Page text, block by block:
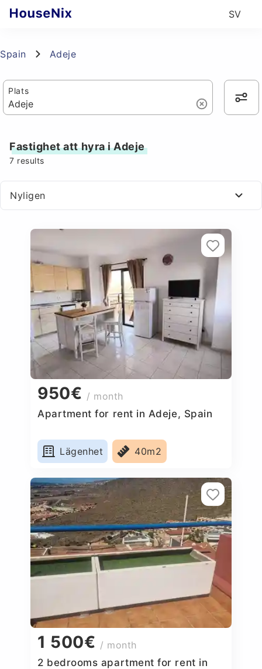
SV
Spain Adeje
Plats
Fastighet att hyra i Adeje
7 results
Nyligen
950€ / month
Apartment for rent in Adeje, Spain
Lägenhet 40m2
1 500€ / month
2 bedrooms apartment for rent in